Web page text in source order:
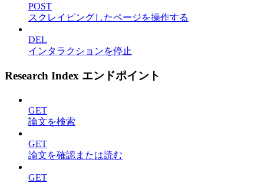
POST
スクレイピングしたページを操作する
DEL
インタラクションを停止
Research Index エンドポイント
GET
論文を検索
GET
論文を確認または読む
GET